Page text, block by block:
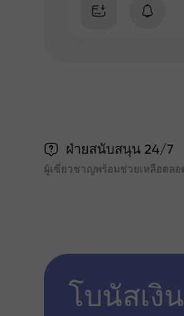
ฝ่ายสนับสนุน 24/7
ผู้เชี่ยวชาญพร้อมช่วยเหลือตลอ
โบนัสเงิ